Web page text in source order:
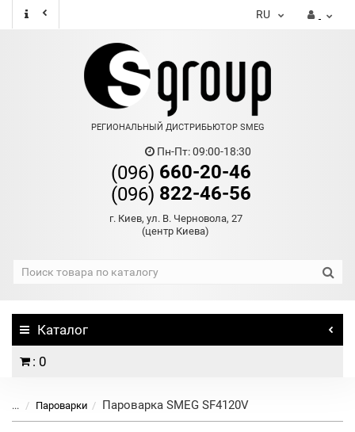
RU
РЕГИОНАЛЬНЫЙ ДИСТРИБЬЮТОР SMEG
Пн-Пт: 09:00-18:30
(096) 660-20-46
(096) 822-46-56
г. Киев, ул. В. Черновола, 27
(центр Киева)
Каталог
: 0
... Пароварки Пароварка SMEG SF4120V